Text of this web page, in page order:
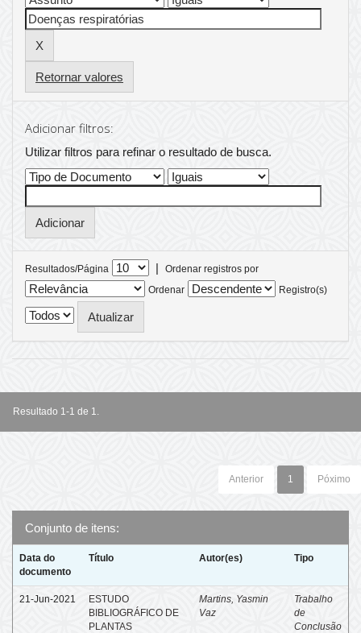
Retornar valores
Adicionar filtros:
Utilizar filtros para refinar o resultado de busca.
Resultados/Página |
Ordenar registros por
Ordenar
Registro(s)
Resultado 1-1 de 1.
Anterior 1 Póximo
Conjunto de itens:
Data do
documento
Título Autor(es) Tipo
21-Jun-2021
ESTUDO
BIBLIOGRÁFICO DE
PLANTAS
Martins, Yasmin
Vaz
Trabalho
de
Conclusão